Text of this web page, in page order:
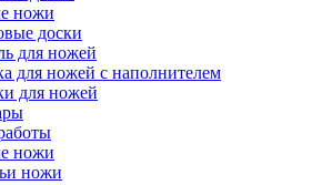
ножи
доски
для ножей
для ножей с наполнителем
для ножей
ножи
ножи